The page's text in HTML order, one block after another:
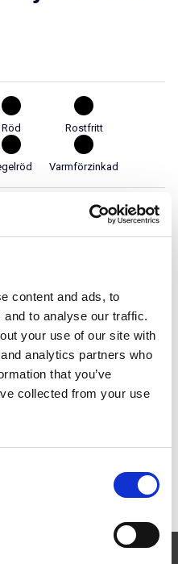
content and ads, to
to analyse our traffic.
your use of our site with
analytics partners who
that you’ve
collected from your use
Röd Rostfritt
Varmförzinkad